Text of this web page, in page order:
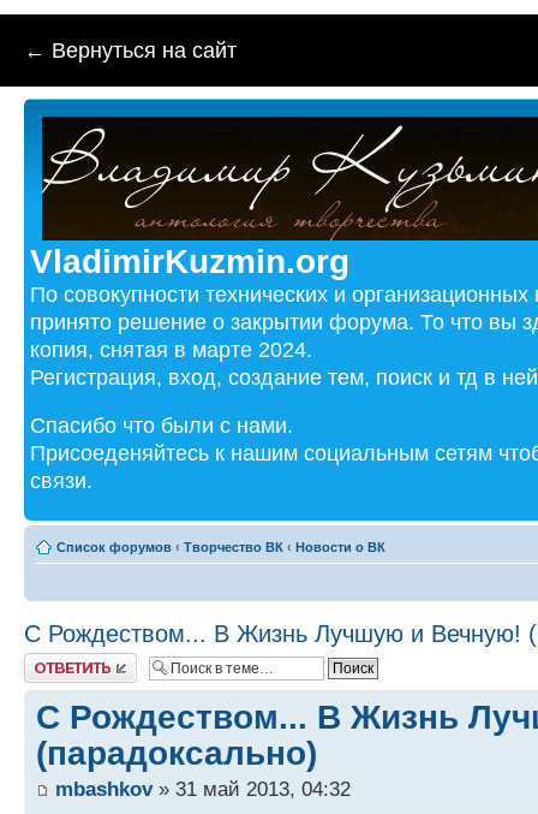
← Вернуться на сайт
VladimirKuzmin.org
По совокупности технических и
принято решение о закрытии форума. То что вы
копия, снятая в марте 2024.
Регистрация, вход, создание тем, поиск и тд в
Спасибо что были с нами.
Присоеденяйтесь к нашим социальным сетям
связи.
Список форумов ‹ Творчество ВК ‹ Новости о ВК
С Рождеством... В Жизнь Лучшую и Вечную!
Ответить
С Рождеством... В Жизнь
(парадоксально)
mbashkov» 31 май 2013, 04:32